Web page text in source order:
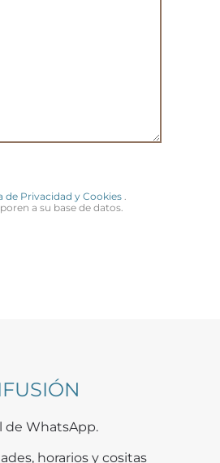
de Privacidad y Cookies
a su base de datos.
de WhatsApp.
horarios y cositas